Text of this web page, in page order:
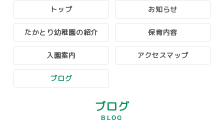
トップ お知らせ
たかとり幼稚園の紹介 保育内容
入園案内 アクセスマップ
ブログ
ブログ
BLOG